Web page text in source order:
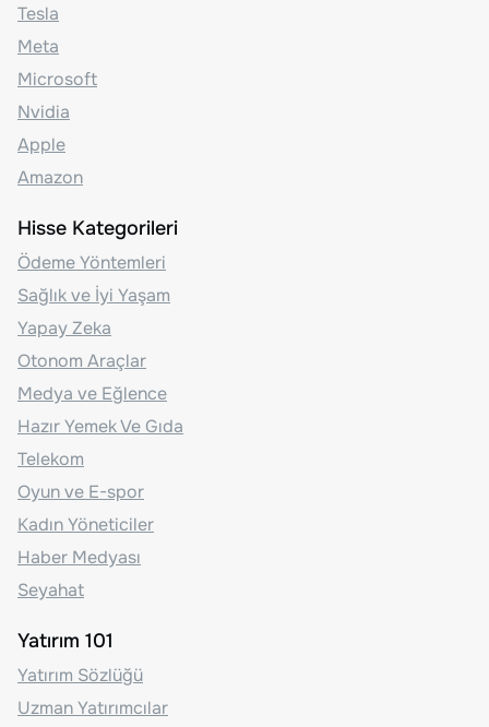
Tesla
Meta
Microsoft
Nvidia
Apple
Amazon
Hisse Kategorileri
Ödeme Yöntemleri
Sağlık ve İyi Yaşam
Yapay Zeka
Otonom Araçlar
Medya ve Eğlence
Hazır Yemek Ve Gıda
Telekom
Oyun ve E-spor
Kadın Yöneticiler
Haber Medyası
Seyahat
Yatırım 101
Yatırım Sözlüğü
Uzman Yatırımcılar